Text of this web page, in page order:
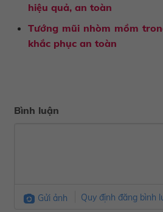
hiệu quả, an toàn
Tướng mũi nhòm mồm
khắc phục an toàn
Bình luận
Gửi ảnh Quy định đăng bình